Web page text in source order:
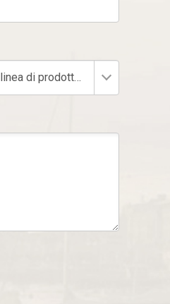
-- Seleziona una linea di prodotto --